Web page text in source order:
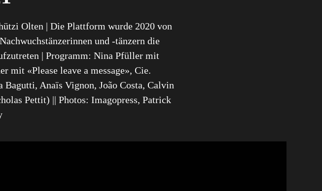
Olten | Die Plattform wurde 2020 von
und -tänzern die
| Programm: Nina Pfüller mit
mit «Please leave a message», Cie.
Bagutti, Anaïs Vignon, João Costa, Calvin
Pettit) || Photos: Imagopress, Patrick